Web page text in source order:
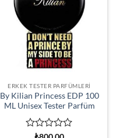
ERKEK TESTER PARFÜMLERI
By Kilian Princess EDP 100
ML Unisex Tester Parfüm